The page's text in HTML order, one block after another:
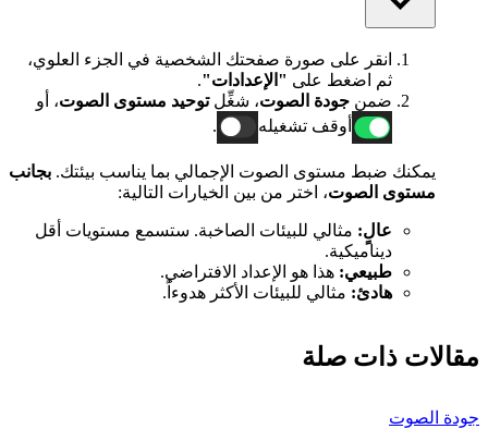
انقر على صورة صفحتك الشخصية في الجزء العلوي،
ثم اضغط على "الإعدادات".
ضمن جودة الصوت، شغِّلتوحيد مستوى الصوت، أو
أوقف تشغيله
يمكنك ضبط مستوى الصوت الإجمالي بما يناسب بيئتك. بجانب
مستوى الصوت، اختر من بين الخيارات التالية:
عالٍ: مثالي للبيئات الصاخبة. ستسمع مستويات أقل
ديناميكية.
طبيعي: هذا هو الإعداد الافتراضي.
هادئ: مثالي للبيئات الأكثر هدوءاً.
مقالات ذات صلة
جودة الصوت